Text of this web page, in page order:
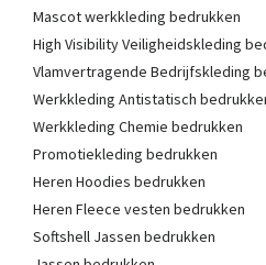
Mascot werkkleding bedrukken
High Visibility Veiligheidskleding
Vlamvertragende Bedrijfskleding
Werkkleding Antistatisch
Werkkleding Chemie bedrukken
Promotiekleding bedrukken
Heren Hoodies bedrukken
Heren Fleece vesten bedrukken
Softshell Jassen bedrukken